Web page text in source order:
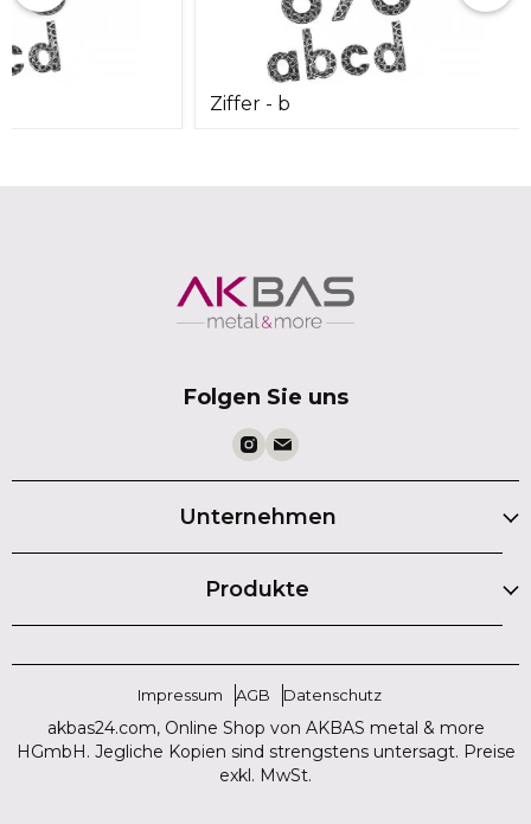
Ziffer - b
Folgen Sie uns
Unternehmen
Produkte
Impressum AGB Datenschutz
akbas24.com, Online Shop von AKBAS metal & more
HGmbH. Jegliche Kopien sind strengstens untersagt. Preise
exkl. MwSt.